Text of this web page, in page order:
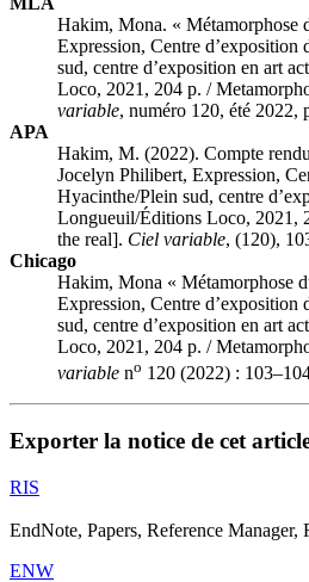
Hakim, Mona. « Métamorphose
Expression, Centre d’exposition
sud, centre d’exposition en art
Loco, 2021, 204 p. /
variable, numéro 120, été 2022,
APA
Hakim, M. (2022). Compte
Jocelyn Philibert, Expression,
Hyacinthe/Plein sud, centre
Longueuil/Éditions Loco, 2021,
the real]. Ciel variable, (120),
Chicago
Hakim, Mona « Métamorphose
Expression, Centre d’exposition
sud, centre d’exposition en art
Loco, 2021, 204 p. /
variable no 120 (2022) :
Exporter la notice de cet
RIS
EndNote, Papers, Reference Manager,
ENW